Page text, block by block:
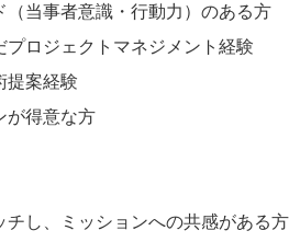
（当事者意識・行動力）のある方
プロジェクトマネジメント経験
提案経験
が得意な方
チし、ミッションへの共感がある方